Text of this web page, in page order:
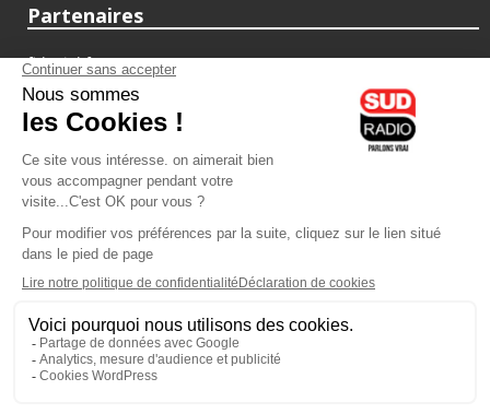
Partenaires
fiducial.fr
lyoncapitale.fr
olympique-et-lyonnais.com
L'application Iphone / Android
Téléchargez l'application
Les cookies
Gestion des cookies
Crédit photos : ©Sud Radio / Pierre Olivier